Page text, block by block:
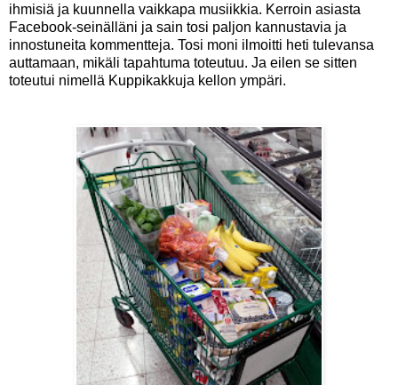
ihmisiä ja kuunnella vaikkapa musiikkia. Kerroin asiasta
Facebook-seinälläni ja sain tosi paljon kannustavia ja
innostuneita kommentteja. Tosi moni ilmoitti heti tulevansa
auttamaan, mikäli tapahtuma toteutuu. Ja eilen se sitten
toteutui nimellä Kuppikakkuja kellon ympäri.